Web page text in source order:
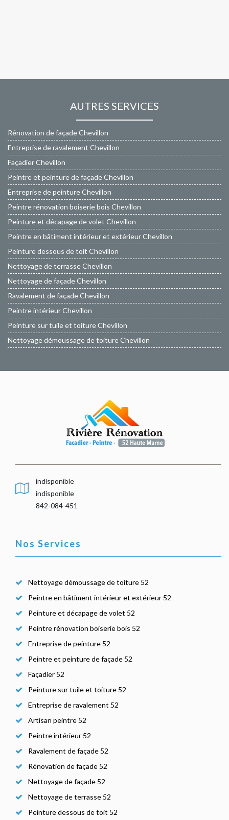
AUTRES SERVICES
Rénovation de façade Chevillon
Entreprise de ravalement Chevillon
Façadier Chevillon
Peintre et peinture de façade Chevillon
Entreprise de peinture Chevillon
Peintre rénovation boiserie bois Chevillon
Peinture et décapage de volet Chevillon
Peintre en bâtiment intérieur et extérieur Chevillon
Peinture dessous de toit Chevillon
Nettoyage de terrasse Chevillon
Nettoyage de façade Chevillon
Ravalement de façade Chevillon
Peintre intérieur Chevillon
Peinture sur tuile et toiture Chevillon
Nettoyage démoussage de toiture Chevillon
indisponible
indisponible
842-084-451
Nos Services
Nettoyage démoussage de toiture 52
Peintre en bâtiment intérieur et extérieur 52
Peinture et décapage de volet 52
Peintre rénovation boiserie bois 52
Entreprise de peinture 52
Peintre et peinture de façade 52
Façadier 52
Peinture sur tuile et toiture 52
Entreprise de ravalement 52
Artisan peintre 52
Peintre intérieur 52
Ravalement de façade 52
Rénovation de façade 52
Nettoyage de façade 52
Nettoyage de terrasse 52
Peinture dessous de toit 52